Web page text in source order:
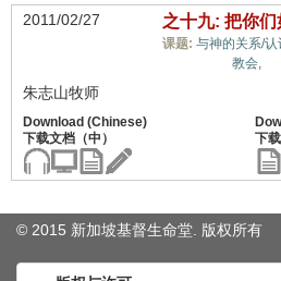
2011/02/27 之十九: 把你
课题: 与神的关系/
教会,
朱志山牧师
© 2015 新加坡基督生命堂. 版权所有